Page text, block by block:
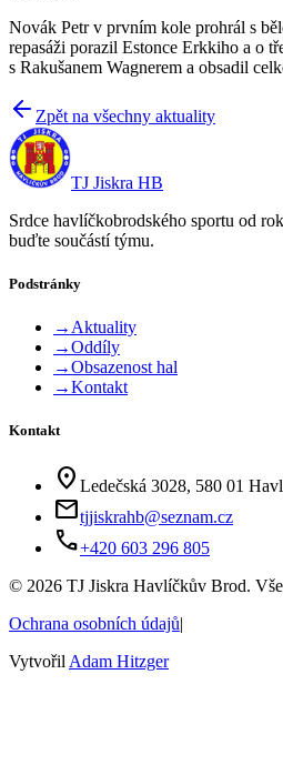
Novák Petr v prvním kole prohrál s
repasáži porazil Estonce Erkkiho a o
s Rakušanem Wagnerem a obsadil
Zpět na všechny aktuality
TJ Jiskra HB
Srdce havlíčkobrodského sportu od
buďte součástí týmu.
Podstránky
→ Aktuality
→Oddíly
→Obsazenost hal
→Kontakt
Kontakt
location_on Ledečská 3028, 580 01
mailtjjiskrahb@seznam.cz
phone+420 603 296 805
© 2026 TJ Jiskra Havlíčkův Brod.
Ochrana osobních údajů|
Vytvořil Adam Hitzger